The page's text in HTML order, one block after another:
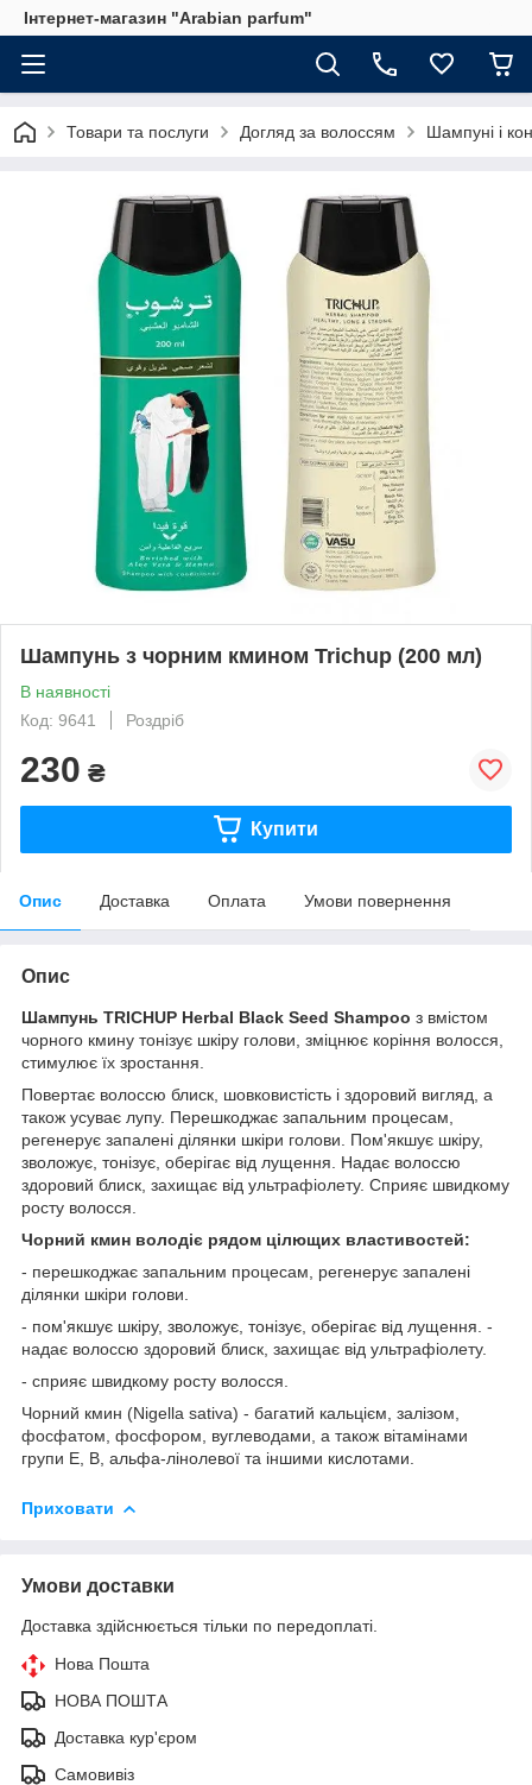
Інтернет-магазин "Arabian parfum"
Товари та послуги Догляд за волоссям Шампуні і
Шампунь з чорним кмином Trichup (200 мл)
В наявності
Код: 9641
Роздріб
230 ₴
Купити
Опис Доставка Оплата Умови повернення
Опис
Шампунь TRICHUP Herbal Black Seed Shampoo з вмістом
чорного кмину тонізує шкіру голови, зміцнює коріння волосся,
стимулює їх зростання.
Повертає волоссю блиск, шовковистість і здоровий вигляд, а
також усуває лупу. Перешкоджає запальним процесам,
регенерує запалені ділянки шкіри голови. Пом'якшує шкіру,
зволожує, тонізує, оберігає від лущення. Надає волоссю
здоровий блиск, захищає від ультрафіолету. Сприяє швидкому
росту волосся.
Чорний кмин володіє рядом цілющих властивостей:
- перешкоджає запальним процесам, регенерує запалені
ділянки шкіри голови.
- пом'якшує шкіру, зволожує, тонізує, оберігає від лущення. -
надає волоссю здоровий блиск, захищає від ультрафіолету.
- сприяє швидкому росту волосся.
Чорний кмин (Nigella sativa) - багатий кальцієм, залізом,
фосфатом, фосфором, вуглеводами, а також вітамінами
групи Е, В, альфа-лінолевої та іншими кислотами.
Приховати
Умови доставки
Доставка здійснюється тільки по передоплаті.
Нова Пошта
НОВА ПОШТА
Доставка кур'єром
Самовивіз